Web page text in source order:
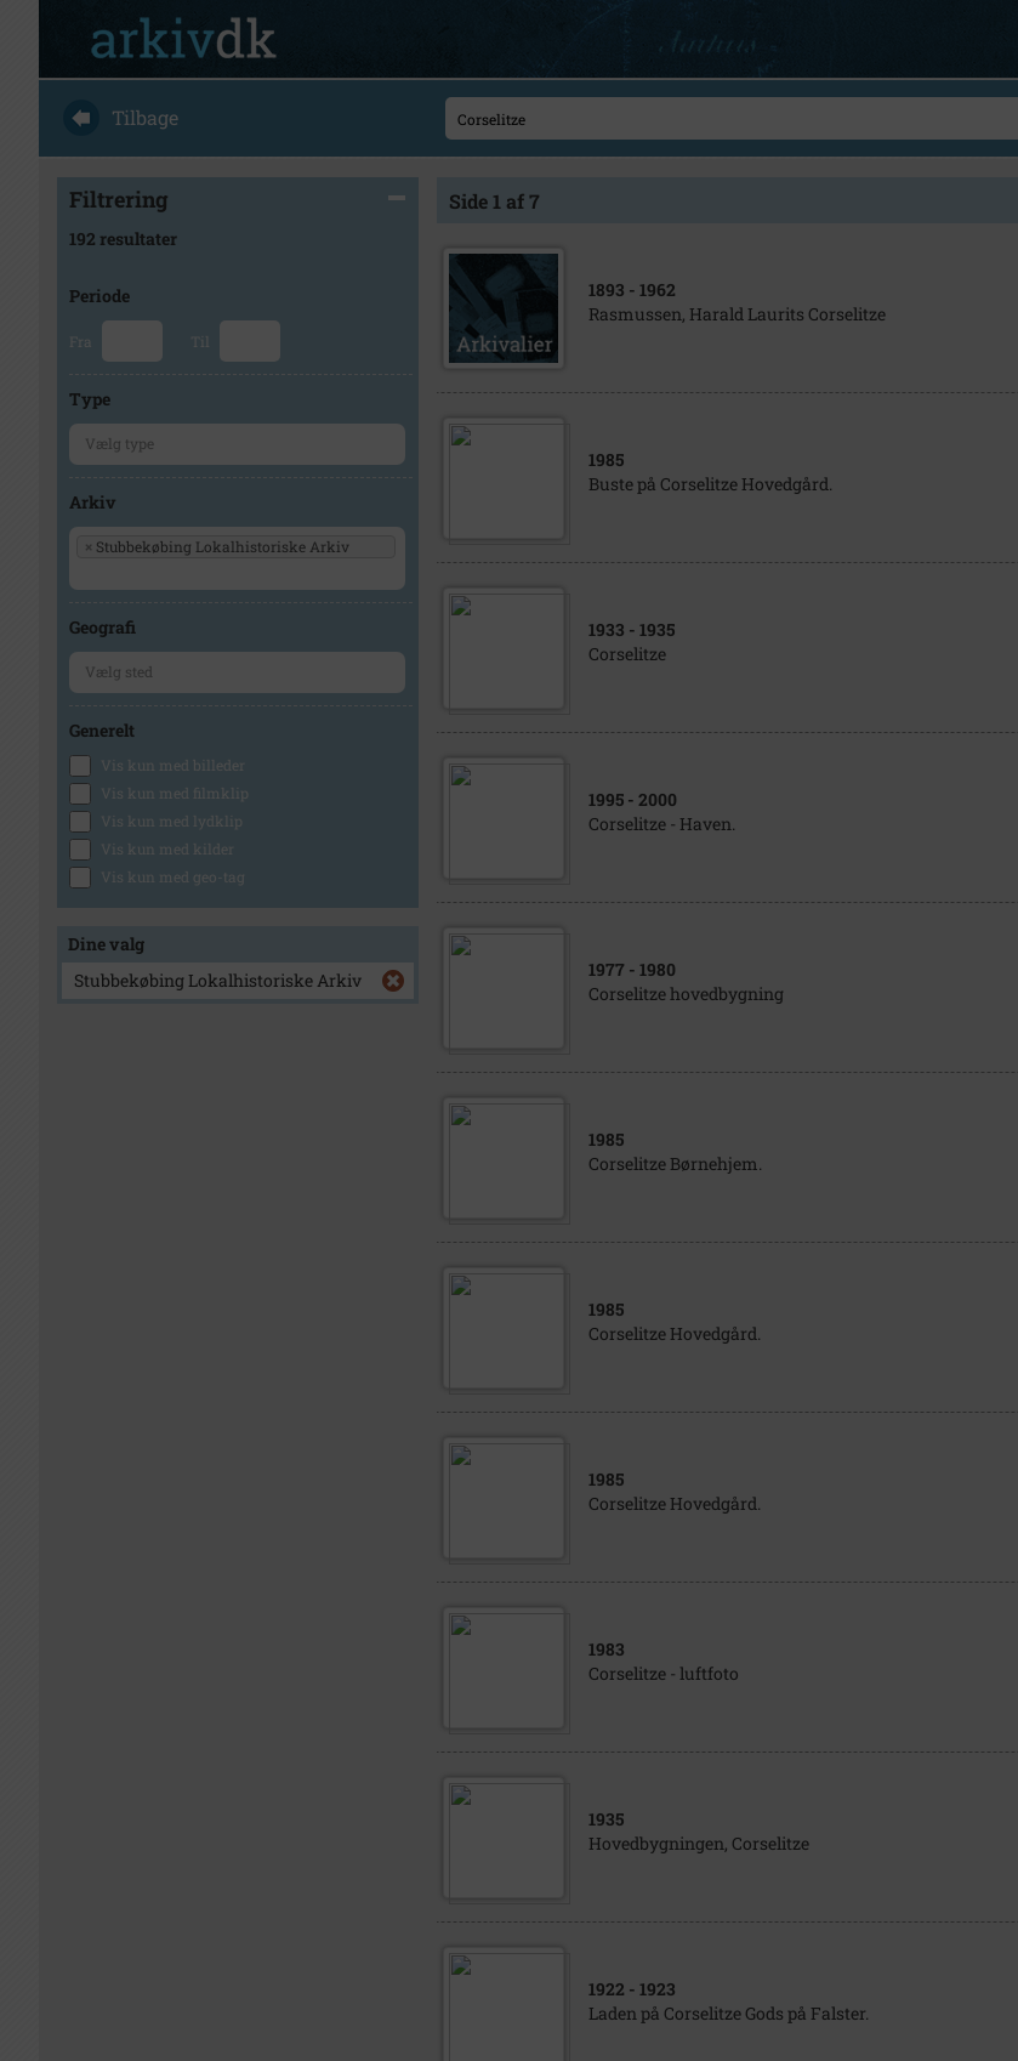
Tilbage
Filtrering
192 resultater
Periode
Fra Til
Type
Arkiv
× Stubbekøbing Lokalhistoriske Arkiv
Geografi
Generelt
Vis kun med billeder
Vis kun med filmklip
Vis kun med lydklip
Vis kun med kilder
Vis kun med geo-tag
Dine valg
Stubbekøbing Lokalhistoriske Arkiv
Side 1 af 7
1893 - 1962
Rasmussen, Harald Laurits Corselitze
1985
Buste på Corselitze Hovedgård.
1933 - 1935
Corselitze
1995 - 2000
Corselitze - Haven.
1977 - 1980
Corselitze hovedbygning
1985
Corselitze Børnehjem.
1985
Corselitze Hovedgård.
1985
Corselitze Hovedgård.
1983
Corselitze - luftfoto
1935
Hovedbygningen, Corselitze
1922 - 1923
Laden på Corselitze Gods på Falster.